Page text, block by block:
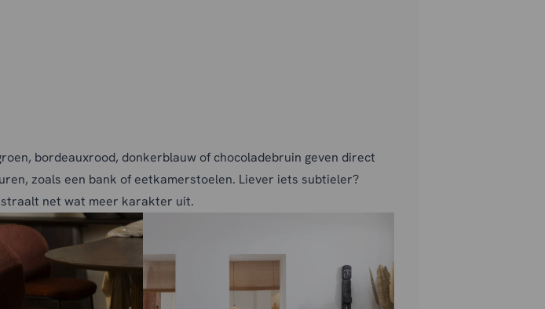
bordeauxrood, donkerblauw of chocoladebruin geven direct
zoals een bank of eetkamerstoelen. Liever iets subtieler?
net wat meer karakter uit.